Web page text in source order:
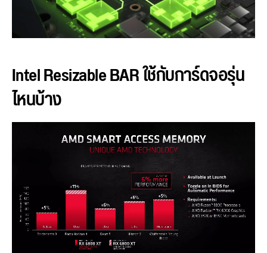
Intel Resizable BAR ใช้กับการ์ดจอรุ่น
ไหนบ้าง